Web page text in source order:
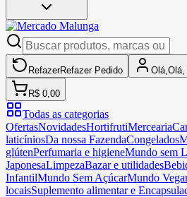
RefazerRefazer Pedido Olá, Olá,
R$ 0,00
Todas as categorias
OfertasNovidadesHortifrutiMercearia
laticíniosDa nossa FazendaCongelados
glútenPerfumaria e higieneMundo sem
JaponesaLimpezaBazar e utilidades
InfantilMundo Sem AçúcarMundo
locaisSuplemento alimentar e